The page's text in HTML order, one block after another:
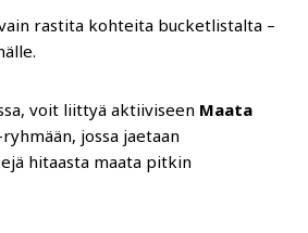
rastita kohteita bucketlistalta –
voit liittyä aktiiviseen Maata
ryhmään, jossa jaetaan
hitaasta maata pitkin